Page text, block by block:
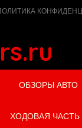
ОБЗОРЫ АВТО
ХОДОВАЯ ЧАСТЬ